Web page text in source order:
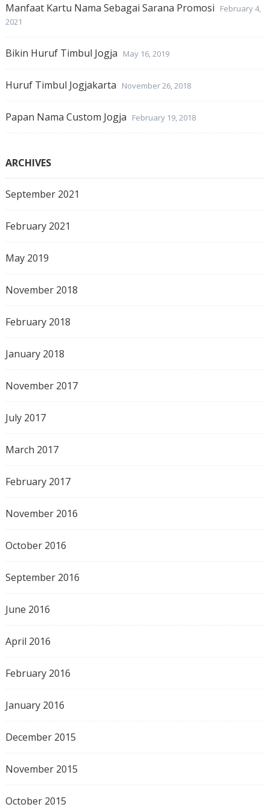
Manfaat Kartu Nama Sebagai Sarana Promosi
February 4,
2021
Bikin Huruf Timbul Jogja May 16, 2019
Huruf Timbul Jogjakarta November 26, 2018
Papan Nama Custom Jogja February 19, 2018
ARCHIVES
September 2021
February 2021
May 2019
November 2018
February 2018
January 2018
November 2017
July 2017
March 2017
February 2017
November 2016
October 2016
September 2016
June 2016
April 2016
February 2016
January 2016
December 2015
November 2015
October 2015